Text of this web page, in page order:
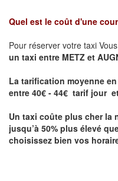
Quel est le coût d'une
Pour réserver votre taxi
un taxi entre METZ et
La tarification moyenne
entre 40€ - 44€ tarif jour
Un taxi coûte plus cher la
jusqu’à 50% plus élevé
choisissez bien vos